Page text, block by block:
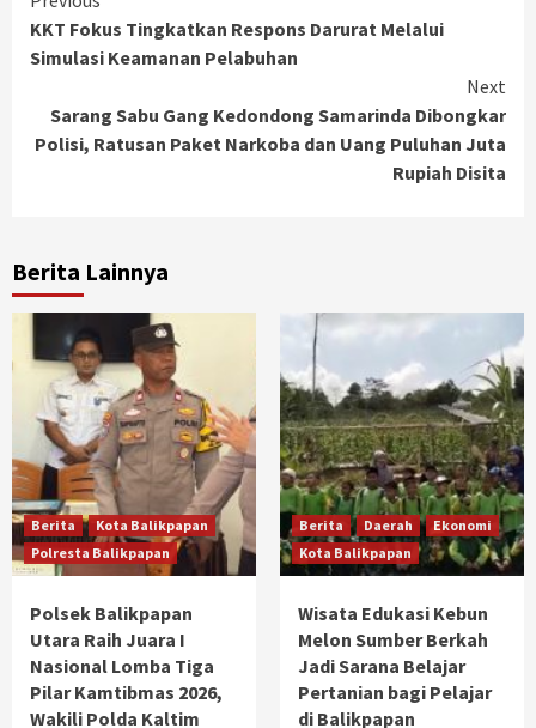
Reading
KKT Fokus Tingkatkan Respons Darurat Melalui
Simulasi Keamanan Pelabuhan
Next
Sarang Sabu Gang Kedondong Samarinda Dibongkar
Polisi, Ratusan Paket Narkoba dan Uang Puluhan Juta
Rupiah Disita
Berita Lainnya
Berita
Kota Balikpapan
Polresta Balikpapan
Polsek Balikpapan
Utara Raih Juara I
Nasional Lomba Tiga
Pilar Kamtibmas 2026,
Wakili Polda Kaltim
Berita Daerah
Ekonomi
Kota Balikpapan
Wisata Edukasi Kebun
Melon Sumber Berkah
Jadi Sarana Belajar
Pertanian bagi Pelajar
di Balikpapan